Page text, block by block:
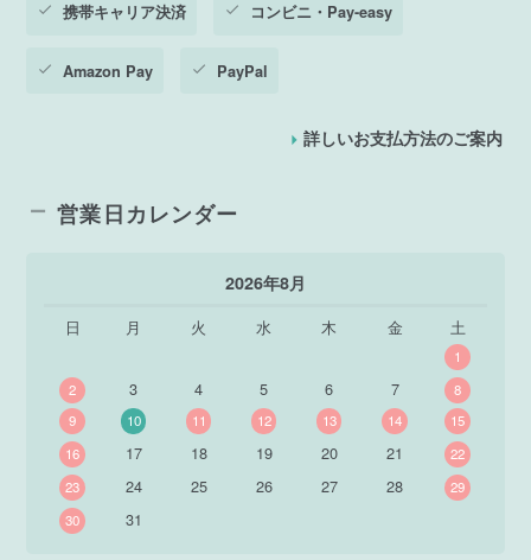
携帯キャリア決済 コンビニ・Pay-easy
Amazon Pay PayPal
詳しいお支払方法のご案内
営業日カレンダー
2026年8月
日 月 火 水 木 金 土
1
2
3 4 5 6 7
8
9
10 11 12 13 14
15
16
17 18 19 20 21
22
23
24 25 26 27 28
29
30
31